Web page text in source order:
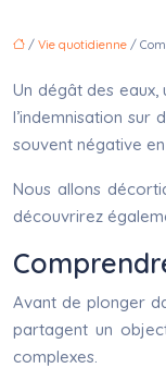
/ Vie quotidienne /
Un dégât des
l’indemnisation
souvent négative
Nous allons
découvrirez
Avant de plonger
partagent un
complexes.